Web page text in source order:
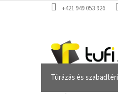
a
+421 949 053 926
Túrázás és szabadtéri